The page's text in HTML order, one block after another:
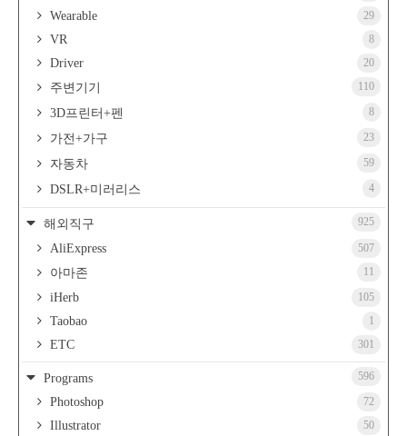
Wearable 29
VR 8
Driver 20
주변기기 110
3D프린터+펜 8
가전+가구 23
자동차 59
DSLR+미러리스 4
해외직구 925
AliExpress 507
아마존 11
iHerb 105
Taobao 1
ETC 301
Programs 596
Photoshop 72
Illustrator 50